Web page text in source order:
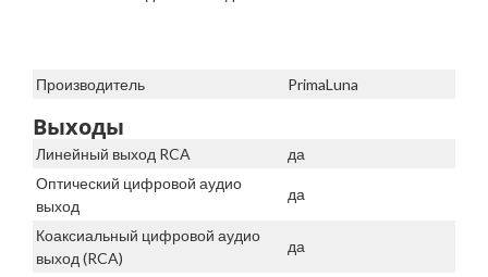
Производитель PrimaLuna
Выходы
Линейный выход RCA
да
Оптический цифровой аудио
выход
да
Коаксиальный цифровой аудио
выход (RCA)
да